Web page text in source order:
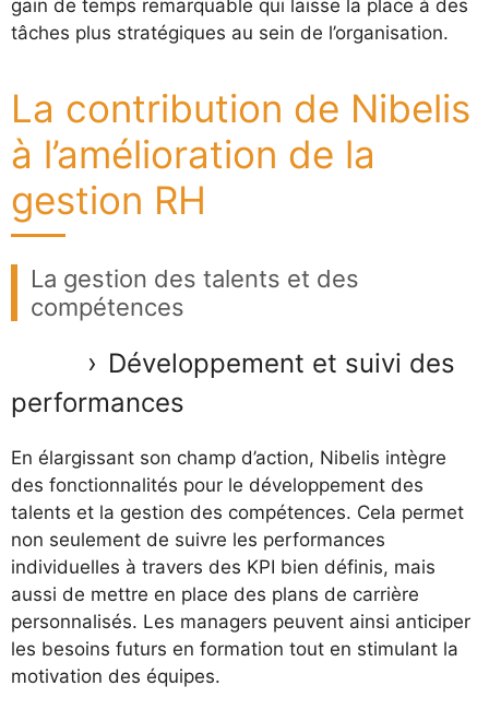
gain de temps remarquable qui laisse la place à des
tâches plus stratégiques au sein de l’organisation.
La contribution de Nibelis
à l’amélioration de la
gestion RH
La gestion des talents et des
compétences
Développement et suivi des
performances
En élargissant son champ d’action, Nibelis intègre
des fonctionnalités pour le développement des
talents et la gestion des compétences. Cela permet
non seulement de suivre les performances
individuelles à travers des KPI bien définis, mais
aussi de mettre en place des plans de carrière
personnalisés. Les managers peuvent ainsi anticiper
les besoins futurs en formation tout en stimulant la
motivation des équipes.